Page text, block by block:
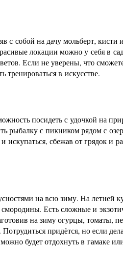
с собой на дачу мольберт,
локации можно у себя в
Если не уверены, что
в искусстве.
посидеть с удочкой на
рыбалку с пикником рядом с
искупаться, сбежав от грядок и
на всю зиму. На летней
Есть сложные и
на зиму огурцы, томаты,
придётся, но если
будет отдохнуть в гамаке